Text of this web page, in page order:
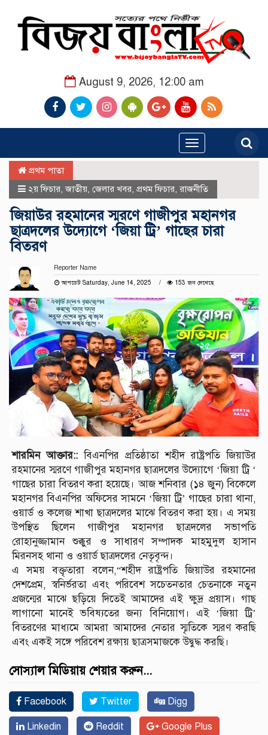
August 9, 2026, 12:00 am
Toggle
navigation
প্রথম পাতা
২য় ফিচার ,জাতীয় জেলার খবর প্রথম ফিচার রাজনীতি
জিয়াউর রহমানের স্মরণে গাজীপুর মহানগর
ছাত্রদলের উদ্যোগে ‘জিয়া ট্রি’ গাছের চারা
বিতরণ
Reporter Name
আপডেট Saturday, June 14, 2025
153 জন দেখেছে
শারমিন আক্তার:: বিএনপির প্রতিষ্ঠাতা শহীদ রাষ্ট্রপতি জিয়াউর
রহমানের স্মরণে গাজীপুর মহানগর ছাত্রদলের উদ্যোগে ‘জিয়া ট্রি ‘
গাছের চারা বিতরণ করা হয়েছে। আজ শনিবার (১৪ জুন) বিকেলে
মহানগর বিএনপির অফিসের সামনে ‘জিয়া ট্রি’ গাছের চারা থানা,
ওয়ার্ড ও কলেজ শাখা ছাত্রদলের মাঝে বিতরণ করা হয়। এ সময়
উপস্থিত ছিলেন গাজীপুর মহানগর ছাত্রদলের সভাপতি
রোহানুজ্জামান শুক্কুর ও সাধারণ সম্পাদক মাহমুদুল হাসান
মিরনসহ থানা ও ওয়ার্ড ছাত্রদলের নেতৃবৃন্দ।
এ সময় বক্তৃতারা বলেন,“শহীদ রাষ্ট্রপতি জিয়াউর রহমানের
দেশপ্রেম, স্বনির্ভরতা এবং পরিবেশ সচেতনতার চেতনাকে নতুন
প্রজন্মের মাঝে ছড়িয়ে দিতেই আমাদের এই ক্ষুদ্র প্রয়াস। গাছ
লাগানো মানেই ভবিষ্যতের জন্য বিনিয়োগ। এই ‘জিয়া ট্রি’
বিতরণের মাধ্যমে আমরা আমাদের নেতার স্মৃতিকে স্মরণ করছি
এবং একই সঙ্গে পরিবেশ রক্ষায় ছাত্রসমাজকে উদ্বুদ্ধ করছি।
সোস্যাল মিডিয়ায় শেয়ার করুন...
Facebook Twitter Digg
Linkedin Reddit Google Plus